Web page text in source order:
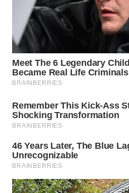
WN
SUMEDANG
WN
CIANJUR
KEPULAUAN
SERIBU
TANGERANG
BINJAI